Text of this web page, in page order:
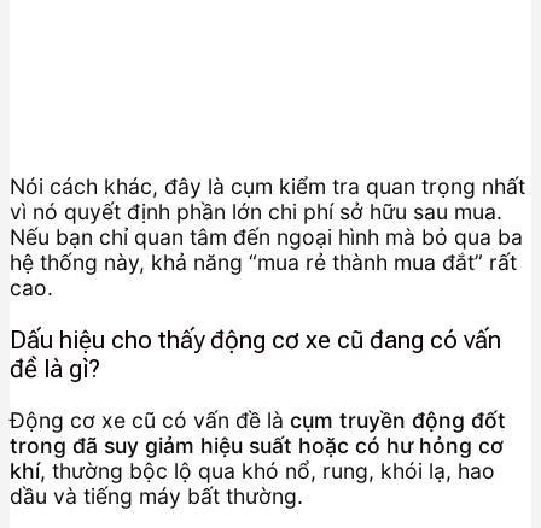
Nói cách khác, đây là cụm kiểm tra quan trọng nhất
vì nó quyết định phần lớn chi phí sở hữu sau mua.
Nếu bạn chỉ quan tâm đến ngoại hình mà bỏ qua ba
hệ thống này, khả năng “mua rẻ thành mua đắt” rất
cao.
Dấu hiệu cho thấy động cơ xe cũ đang có vấn
đề là gì?
Động cơ xe cũ có vấn đề là cụm truyền động đốt
trong đã suy giảm hiệu suất hoặc có hư hỏng cơ
khí, thường bộc lộ qua khó nổ, rung, khói lạ, hao
dầu và tiếng máy bất thường.